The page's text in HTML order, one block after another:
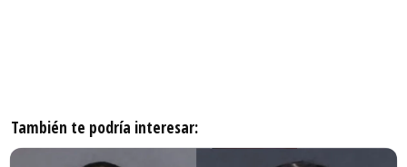
También te podría interesar: